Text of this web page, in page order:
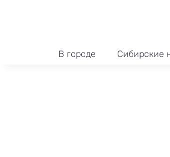
В городе Сибирские